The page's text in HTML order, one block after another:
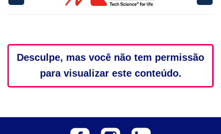
Desculpe, mas você não tem permissão
para visualizar este conteúdo.